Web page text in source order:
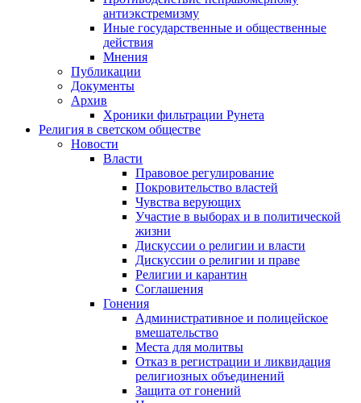
антиэкстремизму
Иные государственные и общественные
действия
Мнения
Публикации
Документы
Архив
Хроники фильтрации Рунета
Религия в светском обществе
Новости
Власти
Правовое регулирование
Покровительство властей
Чувства верующих
Участие в выборах и в политической
жизни
Дискуссии о религии и власти
Дискуссии о религии и праве
Религии и карантин
Соглашения
Гонения
Административное и полицейское
вмешательство
Места для молитвы
Отказ в регистрации и ликвидация
религиозных объединений
Защита от гонений